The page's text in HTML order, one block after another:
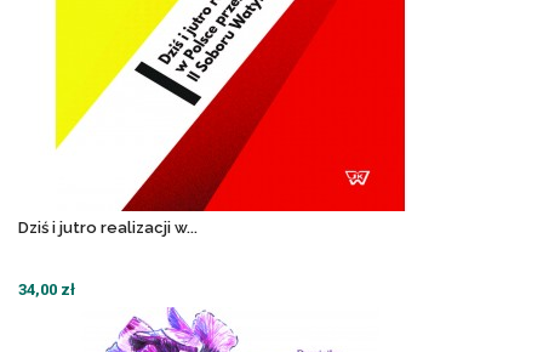
Dziś i jutro realizacji w...
34,00 zł